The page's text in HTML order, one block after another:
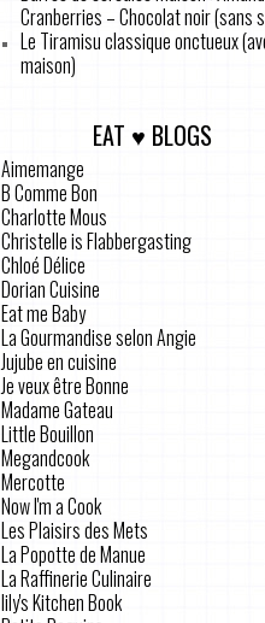
Cranberries – Chocolat noir (sans
Le Tiramisu classique onctueux
maison)
EAT ♥ BLOGS
Aimemange
B Comme Bon
Charlotte Mous
Christelle is Flabbergasting
Chloé Délice
Dorian Cuisine
Eat me Baby
La Gourmandise selon Angie
Jujube en cuisine
Je veux être Bonne
Madame Gateau
Little Bouillon
Megandcook
Mercotte
Now I'm a Cook
Les Plaisirs des Mets
La Popotte de Manue
La Raffinerie Culinaire
lily's Kitchen Book